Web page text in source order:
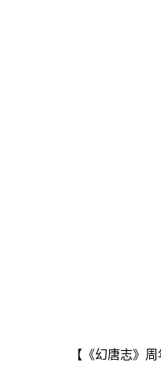
【《幻唐志》